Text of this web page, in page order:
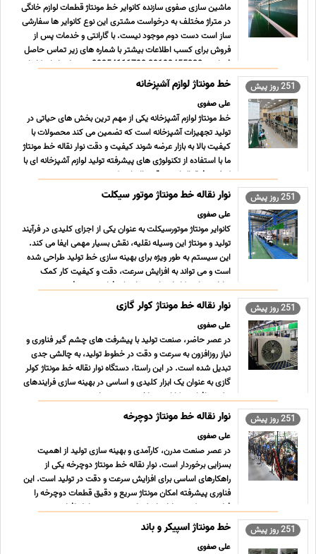
ماشین سازی صفوی سازنده کانوایر خط مونتاژ قطعات لوازم خانگی
در متراژ مختلف به درخواست مشتری این نوع کانوایر ها سفارشی
ساز است دست دوم موجود نیست. با گارانتی و خدمات پس از
فروش برای کسب اطلاعات بیشتر با شماره های زیر تماس حاصل
فرمایید. 09193455228-09354111790 تعمیرات انواع کانوایر
... ...
251 روز پیش خط مونتاژ لوازم آشپزخانه
علی صفوی
خط مونتاژ لوازم آشپزخانه یکی از مهم ترین بخش های حیاتی در
تولید تجهیزات آشپزخانه است که تضمین می کند محصولات با
کیفیت بالا به بازار عرضه شوند کیفیت و دقت نوار نقاله خط مونتاژ
ما با استفاده از تکنولوژی های پیشرفته تولید لوازم آشپزخانه ای با
کیفیت فوق العاده و دقت بالا را ممکن می ... ...
251 روز پیش نوار نقاله خط مونتاژ موتور سیکلت
علی صفوی
کانوایر مونتاژ موتورسیکلت به عنوان یکی از اجزای کلیدی در فرآیند
تولید و مونتاژ این وسیله نقلیه، نقش بسیار مهمی ایفا می کند.
این سیستم به طور ویژه برای بهینه سازی خط تولید طراحی شده
است و می تواند به افزایش سرعت، دقت و کیفیت کار کمک
شایانی نماید. کانوایرها به عنوان یک فناوری پیشرف ... ...
251 روز پیش نوار نقاله خط مونتاژ کولر گازی
علی صفوی
در عصر حاضر، صنعت تولید با پیشرفت های چشم گیر فناوری و
نیاز روزافزون به سرعت و دقت در خطوط تولید، به چالشی جدی
تبدیل شده است. در این راستا، دستگاه نوار نقاله خط مونتاژ کولر
گازی به عنوان یک ابزار کلیدی و اساسی در بهینه سازی فرایندهای
تولید و افزایش کارایی شناخته می شود. این سیستم ... ...
251 روز پیش نوار نقاله خط مونتاژ دوچرخه
علی صفوی
در عصر صنعت مدرن، کارآمدی و بهینه سازی تولید از اهمیت
بسزایی برخوردار است. نوار نقاله خط مونتاژ دوچرخه یکی از
راهکارهای اساسی برای افزایش سرعت و دقت در تولید است. این
فناوری پیشرفته امکان مونتاژ سریع و دقیق قطعات دوچرخه را
فراهم می کند. مزایای اصلی این سیستم شامل افزایش بهره وری،
... ...
251 روز پیش خط مونتاژ اسپیکر و باند
علی صفوی